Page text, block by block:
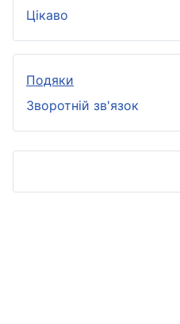
Цікаво
Подяки
Зворотній зв'язок